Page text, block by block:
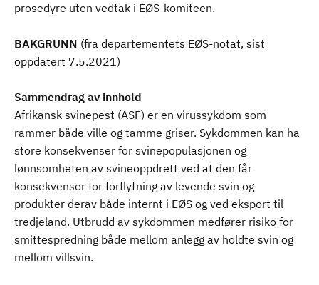
prosedyre uten vedtak i EØS-komiteen.
BAKGRUNN (fra departementets EØS-notat, sist
oppdatert 7.5.2021)
Sammendrag av innhold
Afrikansk svinepest (ASF) er en virussykdom som
rammer både ville og tamme griser. Sykdommen kan ha
store konsekvenser for svinepopulasjonen og
lønnsomheten av svineoppdrett ved at den får
konsekvenser for forflytning av levende svin og
produkter derav både internt i EØS og ved eksport til
tredjeland. Utbrudd av sykdommen medfører risiko for
smittespredning både mellom anlegg av holdte svin og
mellom villsvin.